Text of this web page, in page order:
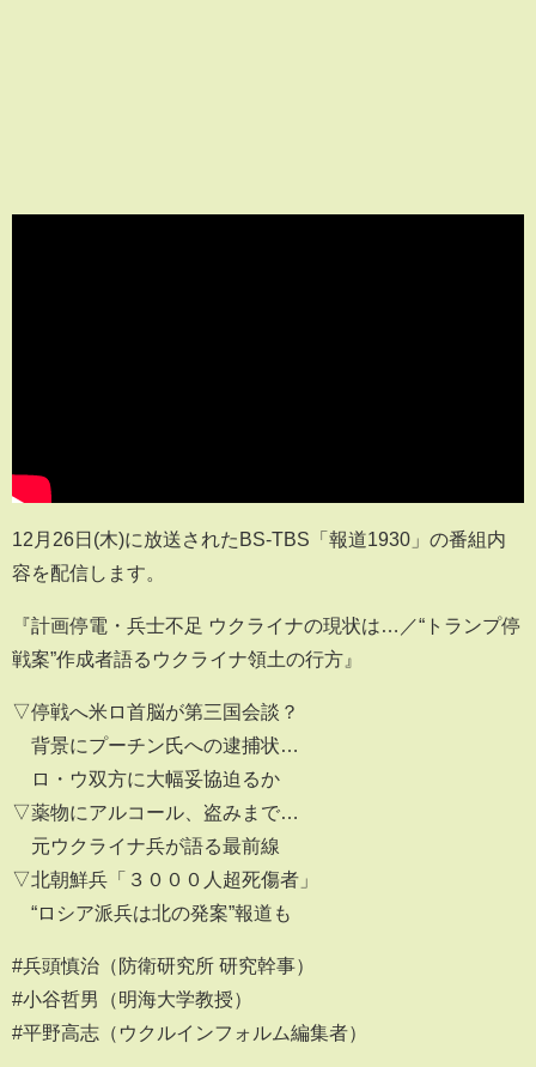
12月26日(木)に放送されたBS-TBS「報道1930」の番組内
容を配信します。
『計画停電・兵士不足 ウクライナの現状は…／“トランプ停
戦案”作成者語るウクライナ領土の行方』
▽停戦へ米ロ首脳が第三国会談？
背景にプーチン氏への逮捕状…
ロ・ウ双方に大幅妥協迫るか
▽薬物にアルコール、盗みまで…
元ウクライナ兵が語る最前線
▽北朝鮮兵「３０００人超死傷者」
“ロシア派兵は北の発案”報道も
#兵頭慎治（防衛研究所 研究幹事）
#小谷哲男（明海大学教授）
#平野高志（ウクルインフォルム編集者）